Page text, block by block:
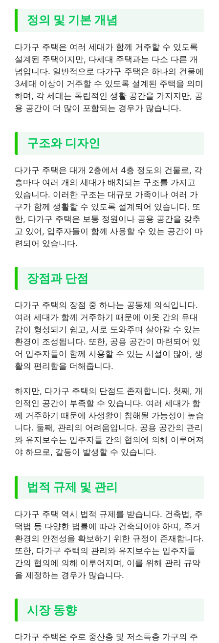
정의 및 기본 개념
다가구 주택은 여러 세대가 함께 거주할 수 있도록
설계된 주택이지만, 다세대 주택과는 다소 다른 개
념입니다. 일반적으로 다가구 주택은 하나의 건물에
3세대 이상이 거주할 수 있도록 설계된 주택을 의미
하며, 각 세대는 독립적인 생활 공간을 가지지만, 공
용 공간이 더 많이 포함되는 경우가 많습니다.
구조와 디자인
다가구 주택은 대개 2층에서 4층 정도의 건물로, 각
층마다 여러 개의 세대가 배치되는 구조를 가지고
있습니다. 이러한 구조는 대규모 가족이나 여러 가
구가 함께 생활할 수 있도록 설계되어 있습니다. 또
한, 다가구 주택은 보통 정원이나 공용 공간을 갖추
고 있어, 입주자들이 함께 사용할 수 있는 공간이 마
련되어 있습니다.
장점과 단점
다가구 주택의 장점 중 하나는 공동체 의식입니다.
여러 세대가 함께 거주하기 때문에 이웃 간의 유대
감이 형성되기 쉽고, 서로 도와주며 살아갈 수 있는
환경이 조성됩니다. 또한, 공용 공간이 마련되어 있
어 입주자들이 함께 사용할 수 있는 시설이 많아, 생
활의 편리함을 더해줍니다.
하지만, 다가구 주택의 단점도 존재합니다. 첫째, 개
인적인 공간이 부족할 수 있습니다. 여러 세대가 함
께 거주하기 때문에 사생활이 침해될 가능성이 높습
니다. 둘째, 관리의 어려움입니다. 공용 공간의 관리
와 유지보수는 입주자들 간의 협의에 의해 이루어져
야 하므로, 갈등이 발생할 수 있습니다.
법적 규제 및 관리
다가구 주택 역시 법적 규제를 받습니다. 건축법, 주
택법 등 다양한 법률에 따라 건축되어야 하며, 주거
환경의 안전성을 확보하기 위한 규정이 존재합니다.
또한, 다가구 주택의 관리와 유지보수는 입주자들
간의 협의에 의해 이루어지며, 이를 위해 관리 규약
을 제정하는 경우가 많습니다.
시장 동향
다가구 주택은 주로 중산층 및 저소득층 가구의 주